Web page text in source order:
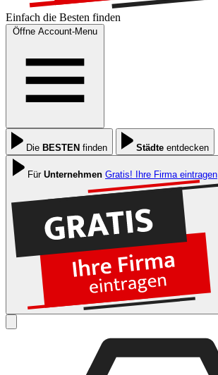
Einfach die Besten finden
Öffne Account-Menu
Die BESTEN finden Städte entdecken
Für Unternehmen Gratis! Ihre Firma eintragen